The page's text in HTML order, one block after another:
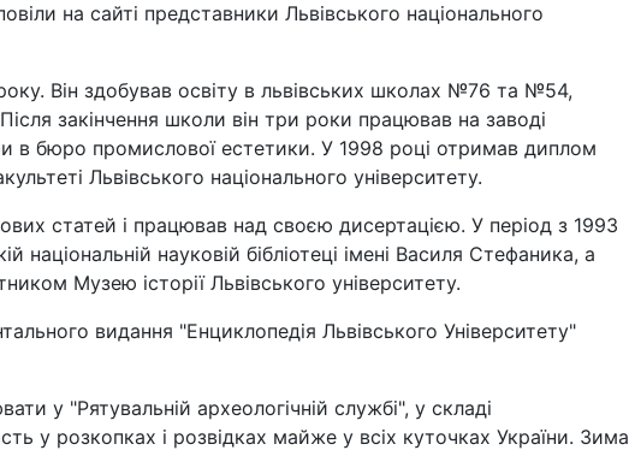
на сайті представники Львівського національного
Він здобував освіту в львівських школах №76 та №54,
закінчення школи він три роки працював на заводі
в бюро промислової естетики. У 1998 році отримав диплом
Львівського національного університету.
статей і працював над своєю дисертацією. У період з 1993
національній науковій бібліотеці імені Василя Стефаника, а
Музею історії Львівського університету.
видання "Енциклопедія Львівського Університету"
у "Рятувальній археологічній службі", у складі
у розкопках і розвідках майже у всіх куточках України. Зима